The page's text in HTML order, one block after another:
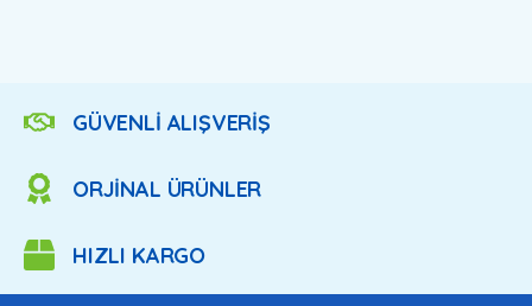
GÜVENLİ ALIŞVERİŞ
ORJİNAL ÜRÜNLER
HIZLI KARGO